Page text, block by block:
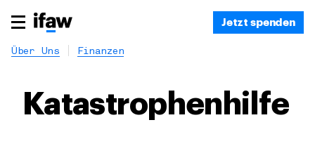
Jetzt spenden
Über Uns Finanzen
Katastrophenhilfe